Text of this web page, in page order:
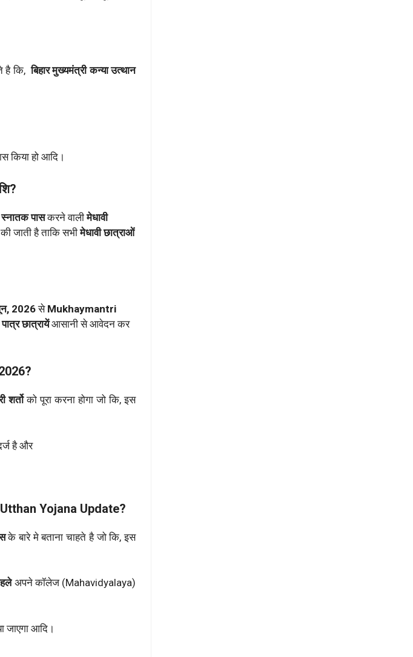
है कि, बिहार मुख्यमंत्री कन्या उत्थान
किया हो आदि।
स्नातक पासकरने वालीमेधावी
जाती है ताकि सभीमेधावी छात्राओं
2026से Mukhaymantri
पात्र छात्रायेंआसानी से आवेदन कर
को पूरा करना होगा जो कि, इस
है और
Utthan Yojana Update?
के बारे मे बताना चाहते है जो कि, इस
अपने कॉलेज (Mahavidyalaya)
जाएगा आदि।